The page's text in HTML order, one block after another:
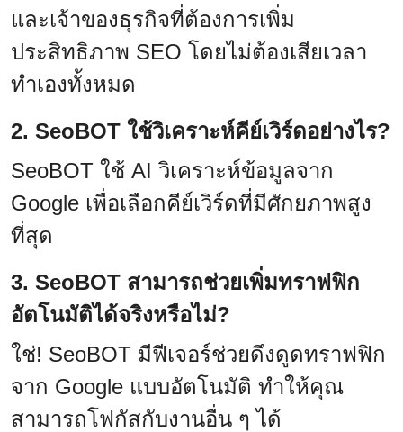
และเจ้าของธุรกิจที่ต้องการเพิ่ม
ประสิทธิภาพ SEO โดยไม่ต้องเสียเวลา
ทำเองทั้งหมด
2. SeoBOT ใช้วิเคราะห์คีย์เวิร์ดอย่างไร?
SeoBOT ใช้ AI วิเคราะห์ข้อมูลจาก
Google เพื่อเลือกคีย์เวิร์ดที่มีศักยภาพสูง
ที่สุด
3. SeoBOT สามารถช่วยเพิ่มทราฟฟิก
อัตโนมัติได้จริงหรือไม่?
ใช่! SeoBOT มีฟีเจอร์ช่วยดึงดูดทราฟฟิก
จาก Google แบบอัตโนมัติ ทำให้คุณ
สามารถโฟกัสกับงานอื่น ๆ ได้